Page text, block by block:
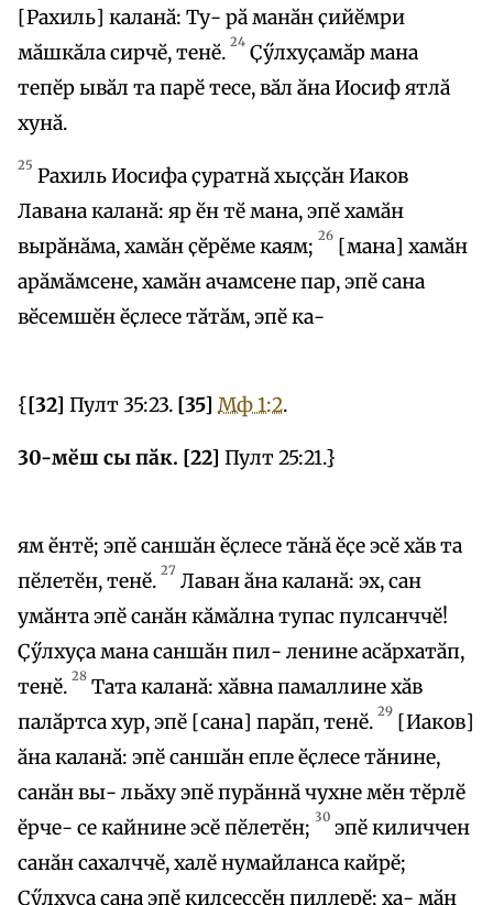
[Рахиль] каланӑ: Ту- рӑ манӑн ҫийӗмри
мӑшкӑла сирчӗ, тенӗ. 24 Ҫӳлхуҫамӑр мана
тепӗр ывӑл та парӗ тесе, вӑл ӑна Иосиф ятлӑ
хунӑ.
25 Рахиль Иосифа ҫуратнӑ хыҫҫӑн Иаков
Лавана каланӑ: яр ӗн тӗ мана, эпӗ хамӑн
вырӑнӑма, хамӑн ҫӗрӗме каям; 26 [мана] хамӑн
арӑмӑмсене, хамӑн ачамсене пар, эпӗ сана
вӗсемшӗн ӗҫлесе тӑтӑм, эпӗ ка-
{[32] Пулт 35:23. [35] Мф 1:2.
30-мӗш сы пӑк. [22] Пулт 25:21.}
ям ӗнтӗ; эпӗ саншӑн ӗҫлесе тӑнӑ ӗҫе эсӗ хӑв та
пӗлетӗн, тенӗ. 27 Лаван ӑна каланӑ: эх, сан
умӑнта эпӗ санӑн кӑмӑлна тупас пулсанччӗ!
Ҫӳлхуҫа мана саншӑн пил- ленине асӑрхатӑп,
тенӗ. 28 Тата каланӑ: хӑвна памаллине хӑв
палӑртса хур, эпӗ [сана] парӑп, тенӗ. 29 [Иаков]
ӑна каланӑ: эпӗ саншӑн епле ӗҫлесе тӑнине,
санӑн вы- льӑху эпӗ пурӑннӑ чухне мӗн тӗрлӗ
ӗрче- се кайнине эсӗ пӗлетӗн; 30 эпӗ киличчен
санӑн сахалччӗ, халӗ нумайланса кайрӗ;
Ҫӳлхуҫа сана эпӗ килсессӗн пиллерӗ; ха- мӑн